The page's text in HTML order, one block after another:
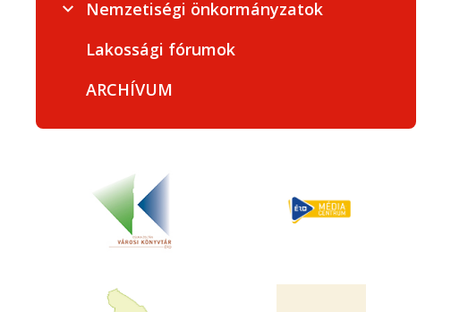
Nemzetiségi önkormányzatok
Lakossági fórumok
ARCHÍVUM